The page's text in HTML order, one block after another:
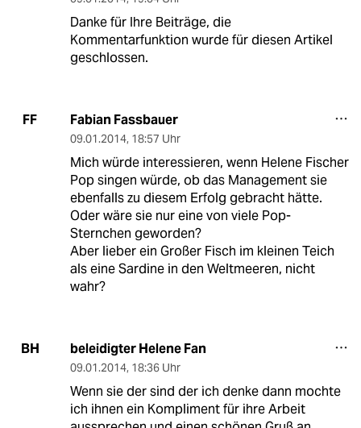
Danke für Ihre Beiträge, die
Kommentarfunktion wurde für diesen Artikel
geschlossen.
FF Fabian Fassbauer
09.01.2014, 18:57 Uhr
Mich würde interessieren, wenn Helene Fischer
Pop singen würde, ob das Management sie
ebenfalls zu diesem Erfolg gebracht hätte.
Oder wäre sie nur eine von viele Pop-
Sternchen geworden?
Aber lieber ein Großer Fisch im kleinen Teich
als eine Sardine in den Weltmeeren, nicht
wahr?
BH beleidigter Helene Fan
09.01.2014, 18:36 Uhr
Wenn sie der sind der ich denke dann mochte
ich ihnen ein Kompliment für ihre Arbeit